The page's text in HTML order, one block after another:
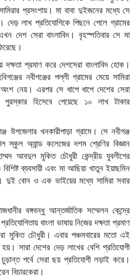
প্রসংশায়। মা বাবা দুইজনের মধ্যে সে
দেড় লাখ প্রতিযোগিকে পিছনে পেলে গ্রামের
দেশ সেরা বাংলাবিদ। বৃহস্পতিবার সে মা
দক্ষতা প্রমাণ করে দেশসেরা বাংলাবিদ হোক।
নবীগঞ্জের পল্লী গ্রামের মেয়ে সামিরা
নেয়। এরপর সে ধাপে ধাপে দেশের সেরা
পুরস্কার হিসেবে পেয়েছে ১০ লাখ টাকার
উপজেলার খনকারীপাড়া গ্রামে। সে নবীগঞ্জ
স্কুল অ্যান্ড কলেজের দশম শ্রেণির বিজ্ঞান
আবদুল মুকিত চৌধুরী কেন্দ্রীয় যুবলীগের
ব্যবসায়ী এবং মা আছিয়া খাতুন ইয়াছমিন
দুই বোন ও এক ভাইয়ের মধ্যে সামিরা সবার
বঙ্গবন্ধু আন্তর্জাতিক সম্মেলন কেন্দ্রে
প্রতিযোগিতায় বাংলা ভাষায় নিজের দক্ষতা প্রমাণ
মুকিত চৌধুরী। এবার পঞ্চমবারের মতো এই
সারা দেশের দেড় লাখের বেশি প্রতিযোগী
পর্বে সেরা ছয় প্রতিযোগী লড়াই করে।
বিচারকেরা।